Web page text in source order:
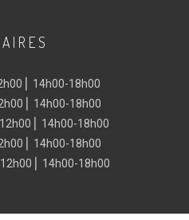
⎜ 14h00-18h00
⎜ 14h00-18h00
⎜ 14h00-18h00
⎜ 14h00-18h00
⎜ 14h00-18h00